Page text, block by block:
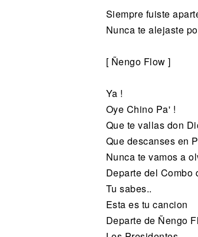
Siempre fuiste
Nunca te alejaste
[ Ñengo Flow ]
Ya !
Oye Chino Pa' !
Que te vallas don
Que descanses en
Nunca te vamos a
Departe del Combo
Tu sabes..
Esta es tu cancion
Departe de Ñengo